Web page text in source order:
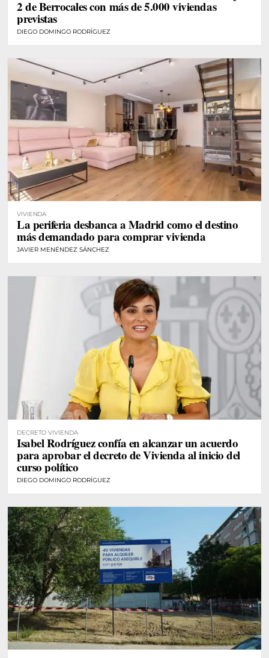
2 de Berrocales con más de 5.000 viviendas
previstas
DIEGO DOMINGO RODRÍGUEZ
VIVIENDA
La periferia desbanca a Madrid como el destino
más demandado para comprar vivienda
JAVIER MENÉNDEZ SÁNCHEZ
DECRETO VIVIENDA
Isabel Rodríguez confía en alcanzar un acuerdo
para aprobar el decreto de Vivienda al inicio del
curso político
DIEGO DOMINGO RODRÍGUEZ